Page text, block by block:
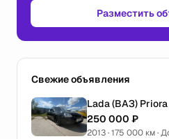
Разместить
Свежие объявления
Lada (ВАЗ) Priora
250 000 ₽
2013 · 175 000 км ·